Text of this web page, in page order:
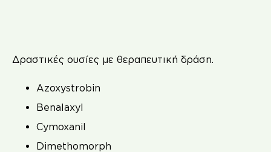
Δραστικές ουσίες με θεραπευτική δράση.
Azoxystrobin
Benalaxyl
Cymoxanil
Dimethomorph